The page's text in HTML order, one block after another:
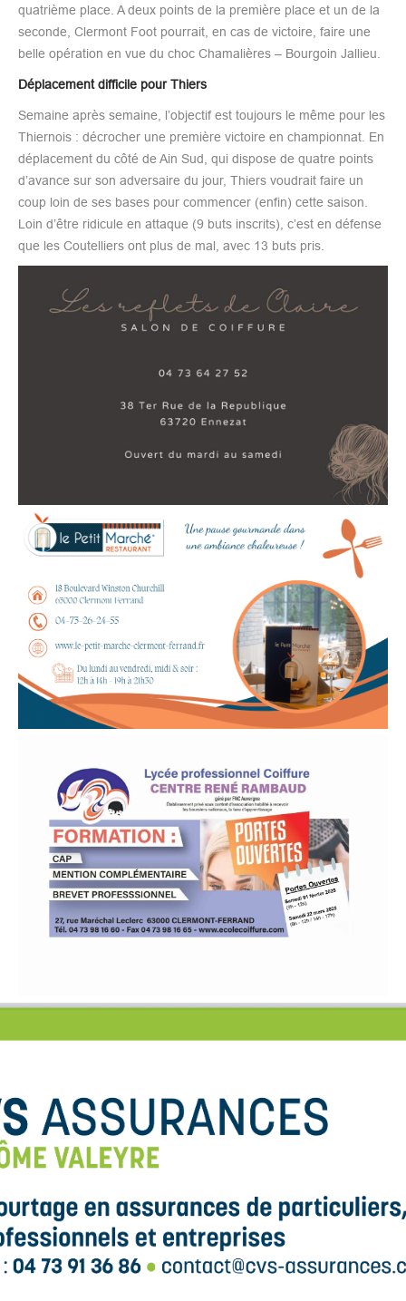
quatrième place. A deux points de la première place et un de la
seconde, Clermont Foot pourrait, en cas de victoire, faire une
belle opération en vue du choc Chamalières – Bourgoin Jallieu.
Déplacement difficile pour Thiers
Semaine après semaine, l’objectif est toujours le même pour les
Thiernois : décrocher une première victoire en championnat. En
déplacement du côté de Ain Sud, qui dispose de quatre points
d’avance sur son adversaire du jour, Thiers voudrait faire un
coup loin de ses bases pour commencer (enfin) cette saison.
Loin d’être ridicule en attaque (9 buts inscrits), c’est en défense
que les Coutelliers ont plus de mal, avec 13 buts pris.